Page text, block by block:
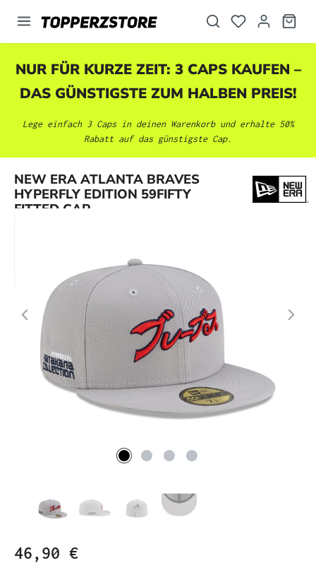
springen
NUR FÜR KURZE ZEIT: 3 CAPS KAUFEN –
DAS GÜNSTIGSTE ZUM HALBEN PREIS!
Lege einfach 3 Caps in deinen Warenkorb und erhalte 50%
Rabatt auf das günstigste Cap.
NEW ERA ATLANTA BRAVES
HYPERFLY EDITION 59FIFTY
FITTED CAP
46,90 €